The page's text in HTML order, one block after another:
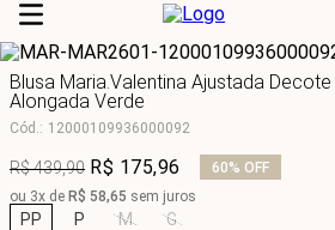
Blusa Maria.Valentina Ajustada
Alongada Verde
Cód.: 12000109936000092
R$439,90 R$ 175,96 60% OFF
ou 3x de R$ 58,65 sem juros
PP P M G